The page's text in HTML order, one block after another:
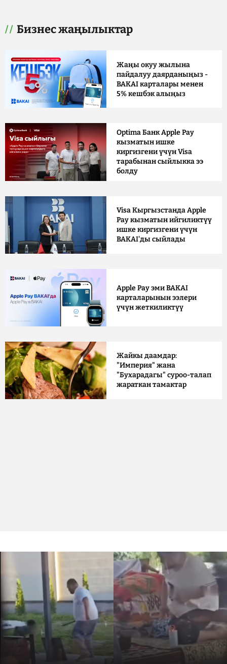
Бизнес жаңылыктар
Жаңы окуу жылына
пайдалуу даярданыңыз -
BAKAI карталары менен
5% кешбэк алыңыз
Optima Банк Apple Pay
кызматын ишке
киргизгени үчүн Visa
тарабынан сыйлыкка ээ
болду
Visa Кыргызстанда Apple
Pay кызматын ийгиликтүү
ишке киргизгени үчүн
BAKAI'ды сыйлады
Apple Pay эми BAKAI
карталарынын ээлери
үчүн жеткиликтүү
Жайкы даамдар:
"Империя" жана
"Бухарадагы" суроо-талап
жараткан тамактар